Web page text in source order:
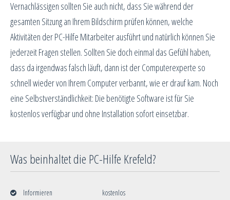
Vernachlässigen sollten Sie auch nicht, dass Sie während der
gesamten Sitzung an Ihrem Bildschirm prüfen können, welche
Aktivitäten der PC-Hilfe Mitarbeiter ausführt und natürlich können Sie
jederzeit Fragen stellen. Sollten Sie doch einmal das Gefühl haben,
dass da irgendwas falsch läuft, dann ist der Computerexperte so
schnell wieder von Ihrem Computer verbannt, wie er drauf kam. Noch
eine Selbstverständlichkeit: Die benötigte Software ist für Sie
kostenlos verfügbar und ohne Installation sofort einsetzbar.
Was beinhaltet die PC-Hilfe Krefeld?
Informieren
kostenlos